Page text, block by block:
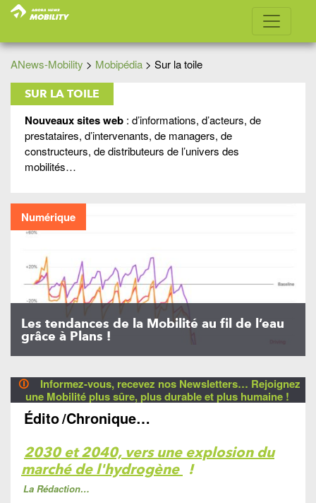
ANews-Mobility > Mobipédia > Sur la toile
SUR LA TOILE
Nouveaux sites web : d’informations, d’acteurs, de
prestataires, d’intervenants, de managers, de
constructeurs, de distributeurs de l’univers des
mobilités…
Numérique
Les tendances de la Mobilité au fil de l’eau
grâce à Plans !
🛈
Informez-vous, recevez nos Newsletters… Rejoignez
une Mobilité plus sûre, plus durable et plus humaine !
Édito/Chronique…
2030 et 2040, vers une explosion du
marché de l'hydrogène !
La Rédaction…